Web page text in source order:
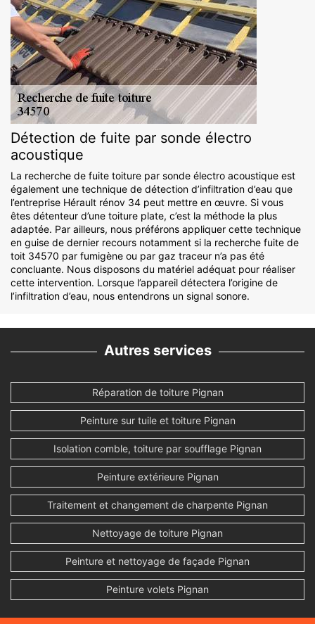
Détection de fuite par sonde électro
acoustique
La recherche de fuite toiture par sonde électro acoustique est
également une technique de détection d’infiltration d’eau que
l’entreprise Hérault rénov 34 peut mettre en œuvre. Si vous
êtes détenteur d’une toiture plate, c’est la méthode la plus
adaptée. Par ailleurs, nous préférons appliquer cette technique
en guise de dernier recours notamment si la recherche fuite de
toit 34570 par fumigène ou par gaz traceur n’a pas été
concluante. Nous disposons du matériel adéquat pour réaliser
cette intervention. Lorsque l’appareil détectera l’origine de
l’infiltration d’eau, nous entendrons un signal sonore.
Autres services
Réparation de toiture Pignan
Peinture sur tuile et toiture Pignan
Isolation comble, toiture par soufflage Pignan
Peinture extérieure Pignan
Traitement et changement de charpente Pignan
Nettoyage de toiture Pignan
Peinture et nettoyage de façade Pignan
Peinture volets Pignan